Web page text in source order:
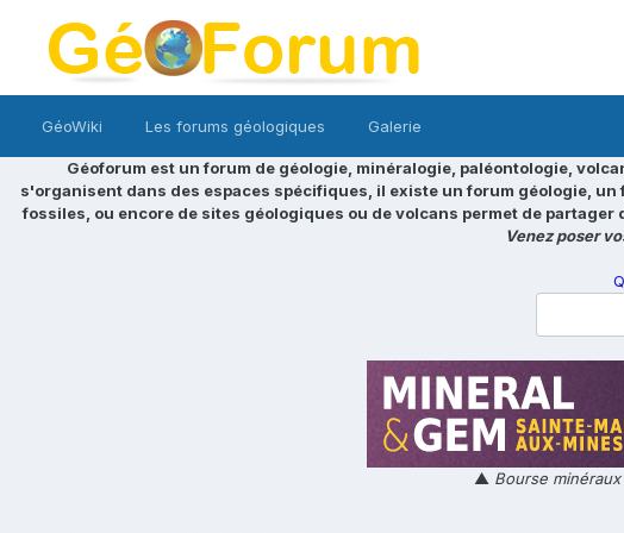
GéoWiki Les forums géologiques Galerie
Géoforum est un forum de géologie, minéralogie, paléontologie,
s'organisent dans des espaces spécifiques, il existe un forum géologie,
fossiles, ou encore de sites géologiques ou de volcans permet de
Venez poser
▲ Bourse